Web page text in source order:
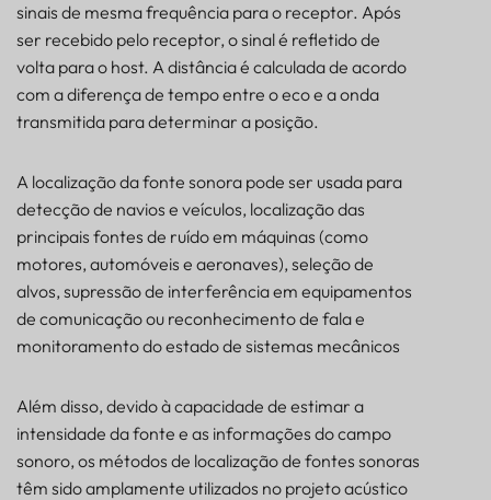
sinais de mesma frequência para o receptor. Após
ser recebido pelo receptor, o sinal é refletido de
volta para o host. A distância é calculada de acordo
com a diferença de tempo entre o eco e a onda
transmitida para determinar a posição.
A localização da fonte sonora pode ser usada para
detecção de navios e veículos, localização das
principais fontes de ruído em máquinas (como
motores, automóveis e aeronaves), seleção de
alvos, supressão de interferência em equipamentos
de comunicação ou reconhecimento de fala e
monitoramento do estado de sistemas mecânicos
Além disso, devido à capacidade de estimar a
intensidade da fonte e as informações do campo
sonoro, os métodos de localização de fontes sonoras
têm sido amplamente utilizados no projeto acústico